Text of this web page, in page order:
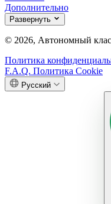
Дополнительно
Развернуть
© 2026, Автономный
Политика
F.A.Q. Политика Cookie
Русский